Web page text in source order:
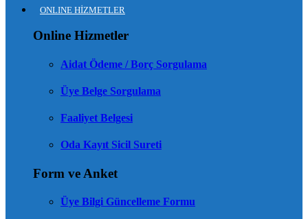
ONLINE HİZMETLER
Online Hizmetler
Aidat Ödeme / Borç Sorgulama
Üye Belge Sorgulama
Faaliyet Belgesi
Oda Kayıt Sicil Sureti
Form ve Anket
Üye Bilgi Güncelleme Formu